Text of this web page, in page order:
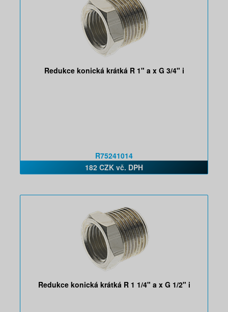
Redukce konická krátká R 1" a x G 3/4" i
R75241014
182 CZK vč. DPH
Redukce konická krátká R 1 1/4" a x G 1/2" i